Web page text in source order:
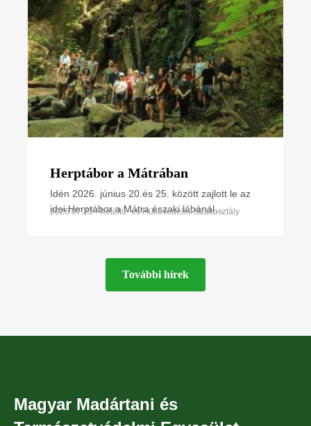
Herptábor a Mátrában
Idén 2026. június 20.és 25. között zajlott le az
idei Herptábor a Mátra északi lábánál
2026.07.23 • Kétéltű- és Hüllővédelmi Szakosztály
További hírek
Magyar Madártani és